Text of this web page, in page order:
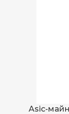
Asic-